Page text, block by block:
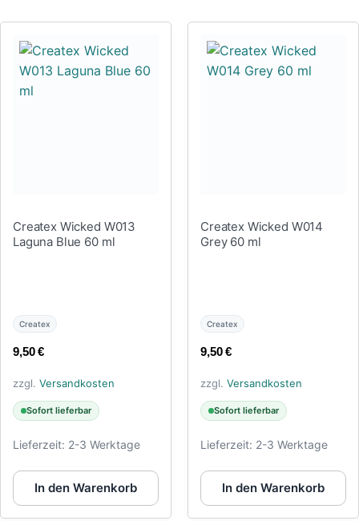
Createx Wicked W013
Laguna Blue 60 ml
Createx
9,50€
zzgl. Versandkosten
Sofort lieferbar
Lieferzeit: 2-3 Werktage
In den Warenkorb
Createx Wicked W014
Grey 60 ml
Createx
9,50€
zzgl. Versandkosten
Sofort lieferbar
Lieferzeit: 2-3 Werktage
In den Warenkorb